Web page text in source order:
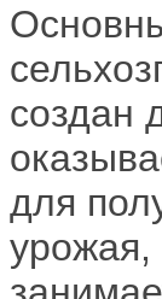
создан
для
урожая,